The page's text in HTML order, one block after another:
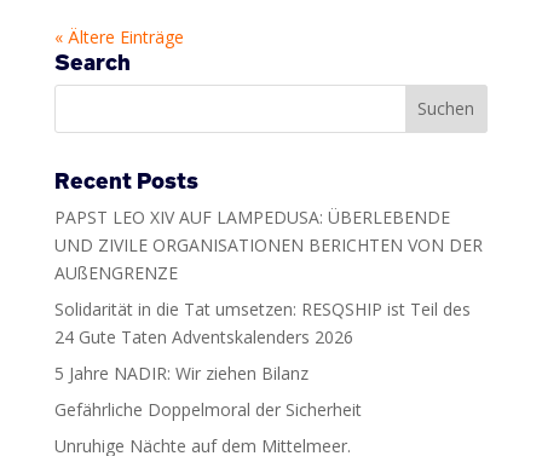
« Ältere Einträge
Search
Recent Posts
PAPST LEO XIV AUF LAMPEDUSA: ÜBERLEBENDE
UND ZIVILE ORGANISATIONEN BERICHTEN VON DER
AUßENGRENZE
Solidarität in die Tat umsetzen: RESQSHIP ist Teil des
24 Gute Taten Adventskalenders 2026
5 Jahre NADIR: Wir ziehen Bilanz
Gefährliche Doppelmoral der Sicherheit
Unruhige Nächte auf dem Mittelmeer.